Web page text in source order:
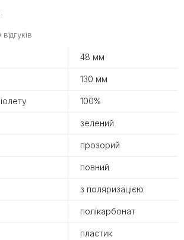
відгуків
48 мм
130 мм
100%
зелений
прозорий
повний
з поляризацією
полікарбонат
пластик